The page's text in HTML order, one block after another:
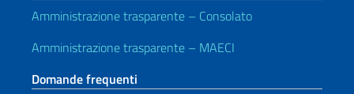
Amministrazione trasparente – Consolato
Amministrazione trasparente – MAECI
Domande frequenti